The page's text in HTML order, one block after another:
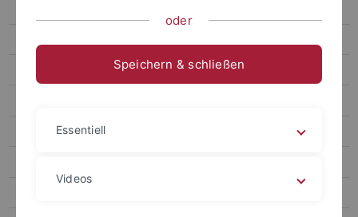
oder
Speichern & schließen
Essentiell
Videos